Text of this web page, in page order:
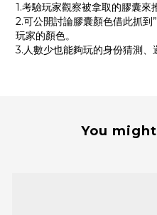
1.考驗玩家觀察被拿取的膠囊來
2.可公開討論膠囊顏色借此抓到
玩家的顏色。
3.人數少也能夠玩的身份猜測、
You